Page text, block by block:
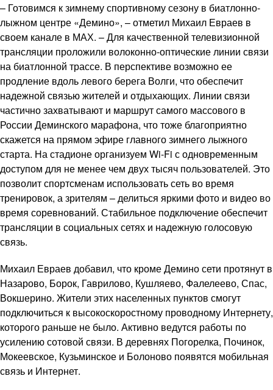
– Готовимся к зимнему спортивному сезону в биатлонно-
лыжном центре «Демино», – отметил Михаил Евраев в
своем канале в МАХ. – Для качественной телевизионной
трансляции проложили волоконно-оптические линии связи
на биатлонной трассе. В перспективе возможно ее
продление вдоль левого берега Волги, что обеспечит
надежной связью жителей и отдыхающих. Линии связи
частично захватывают и маршрут самого массового в
России Деминского марафона, что тоже благоприятно
скажется на прямом эфире главного зимнего лыжного
старта. На стадионе организуем Wi-Fi с одновременным
доступом для не менее чем двух тысяч пользователей. Это
позволит спортсменам использовать сеть во время
тренировок, а зрителям – делиться яркими фото и видео во
время соревнований. Стабильное подключение обеспечит
трансляции в социальных сетях и надежную голосовую
связь.
Михаил Евраев добавил, что кроме Демино сети протянут в
Назарово, Борок, Гаврилово, Кушляево, Фалелеево, Спас,
Вокшерино. Жители этих населенных пунктов смогут
подключиться к высокоскоростному проводному Интернету,
которого раньше не было. Активно ведутся работы по
усилению сотовой связи. В деревнях Погорелка, Починок,
Мокеевское, Кузьминское и Болоново появятся мобильная
связь и Интернет.